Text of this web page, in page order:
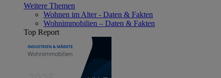
Weitere Themen
Wohnen im Alter - Daten & Fakten
Wohnimmobilien – Daten & Fakten
Top Report